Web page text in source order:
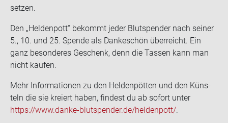
set­zen.
Den „Hel­den­pott“ be­kommt jeder Blut­spen­der nach sei­ner
5., 10. und 25. Spen­de als Dan­ke­schön über­reicht. Ein
ganz be­son­de­res Ge­schenk, denn die Tas­sen kann man
nicht kau­fen.
Mehr In­for­ma­tio­nen zu den Hel­den­pöt­ten und den Küns­
teln die sie kre­iert haben, fin­dest du ab so­fort unter
https://www.danke-​blutspender.de/hel­den­pott/.